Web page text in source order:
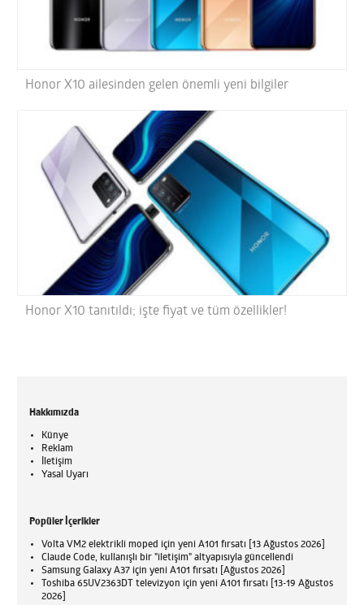
Honor X10 ailesinden gelen önemli yeni bilgiler
Honor X10 tanıtıldı; işte fiyat ve tüm özellikler!
Hakkımızda
Künye
Reklam
İletişim
Yasal Uyarı
Popüler İçerikler
Volta VM2 elektrikli moped için yeni A101 fırsatı [13 Ağustos 2026]
Claude Code, kullanışlı bir "iletişim" altyapısıyla güncellendi
Samsung Galaxy A37 için yeni A101 fırsatı [Ağustos 2026]
Toshiba 65UV2363DT televizyon için yeni A101 fırsatı [13-19 Ağustos
2026]